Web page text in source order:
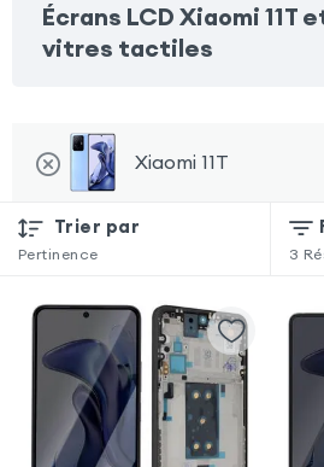
Écrans LCD Xiaomi 11T
vitres tactiles
Xiaomi 11T
Trier par
Pertinence 3